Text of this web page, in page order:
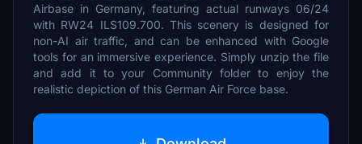
Airbase in Germany, featuring actual runways 06/24
with RW24 ILS109.700. This scenery is designed for
non-AI air traffic, and can be enhanced with Google
tools for an immersive experience. Simply unzip the file
and add it to your Community folder to enjoy the
realistic depiction of this German Air Force base.